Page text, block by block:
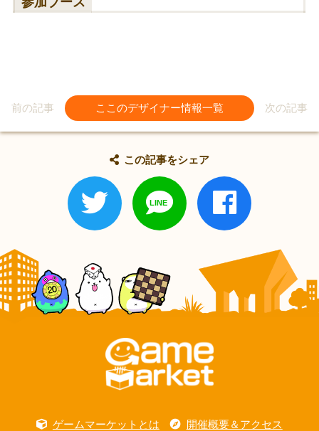
前の記事 ここのデザイナー情報一覧 次の記事
この記事をシェア
ゲームマーケットとは 開催概要＆アクセス